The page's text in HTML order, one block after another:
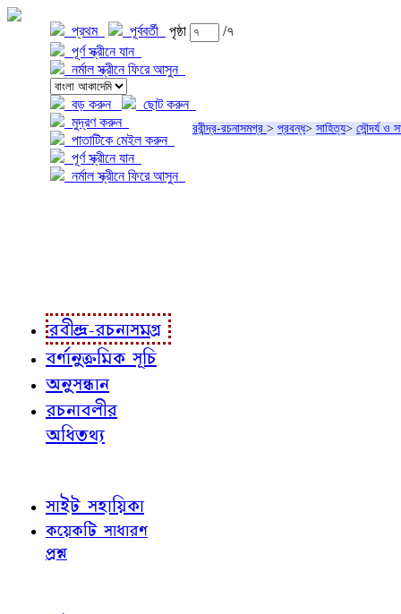
প্রথম পূর্ববর্তী পৃষ্ঠা
/৭
পূর্ণ স্ক্রীনে যান
নর্মাল স্ক্রীনে ফিরে আসুন
বড় করুন
ছোট করুন
মুদ্রণ করুন
পাতাটিকে মেইল করুন
পূর্ণ স্ক্রীনে যান
নর্মাল স্ক্রীনে ফিরে আসুন
রবীন্দ্র-রচনাসমগ্র > প্রবন্ধ> সাহিত্য> সৌন্দর্য ও
রবীন্দ্র-রচনাসমগ্র
বর্ণানুক্রমিক সূচি
অনুসন্ধান
রচনাবলীর
অধিতথ্য
সাইট সহায়িকা
কয়েকটি সাধারণ
প্রশ্ন